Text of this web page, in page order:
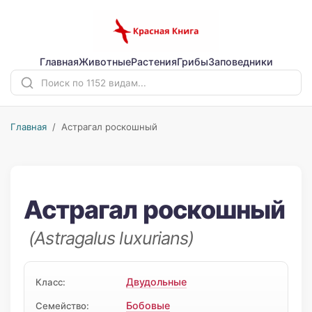
ГлавнаяЖивотныеРастенияГрибыЗаповедники
Главная / Астрагал роскошный
Астрагал роскошный
(Astragalus luxurians)
Класс: Двудольные
Семейство: Бобовые